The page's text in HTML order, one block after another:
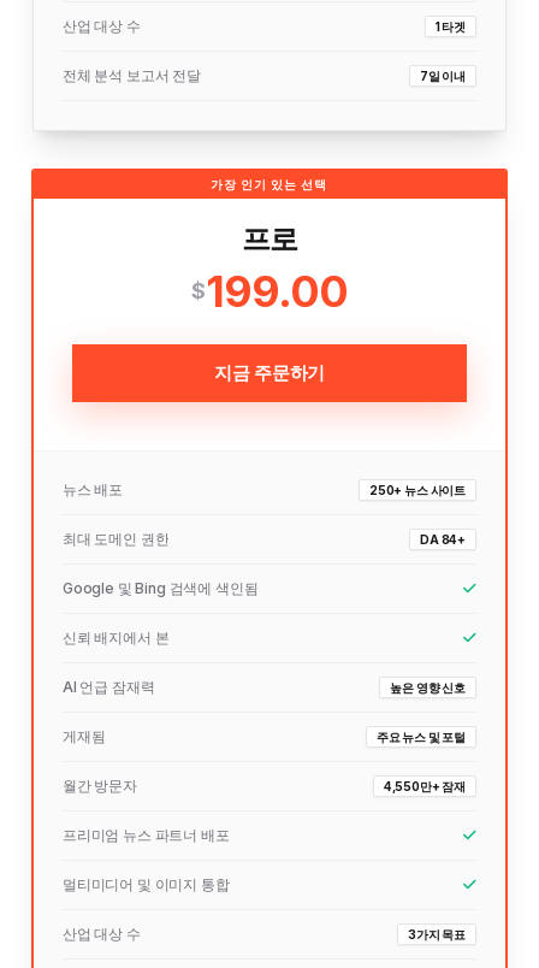
산업 대상 수 1 타겟
전체 분석 보고서 전달 7일 이내
가장 인기 있는 선택
프로
$199.00
지금 주문하기
뉴스 배포 250+ 뉴스 사이트
최대 도메인 권한 DA 84+
Google 및 Bing 검색에 색인됨
신뢰 배지에서 본
AI 언급 잠재력 높은 영향 신호
게재됨 주요 뉴스 및 포털
월간 방문자 4,550만+ 잠재
프리미엄 뉴스 파트너 배포
멀티미디어 및 이미지 통합
산업 대상 수 3가지 목표